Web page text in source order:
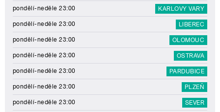
pondělí-neděle 23:00 KARLOVY VARY
pondělí-neděle 23:00 LIBEREC
pondělí-neděle 23:00 OLOMOUC
pondělí-neděle 23:00 OSTRAVA
pondělí-neděle 23:00 PARDUBICE
pondělí-neděle 23:00 PLZEŇ
pondělí-neděle 23:00 SEVER